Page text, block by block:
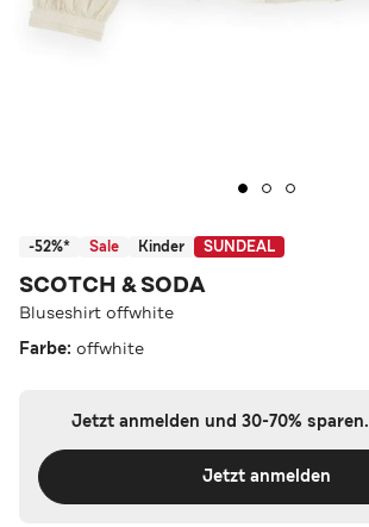
-52%* Sale Kinder SUNDEAL
SCOTCH & SODA
Bluseshirt offwhite
Farbe: offwhite
Jetzt anmelden und 30-70% sparen.
Jetzt anmelden